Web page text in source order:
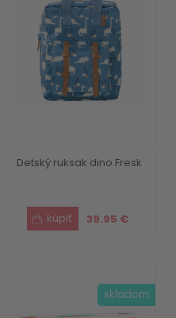
Detský ruksak dino Fresk
39.95 €
skladom